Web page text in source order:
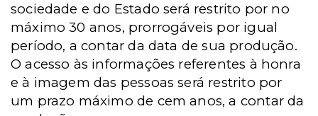
sociedade e do Estado será restrito por no
máximo 30 anos, prorrogáveis por igual
período, a contar da data de sua produção.
O acesso às informações referentes à honra
e à imagem das pessoas será restrito por
um prazo máximo de cem anos, a contar da